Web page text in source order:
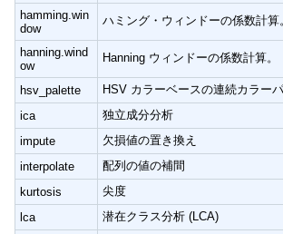
hamming.win
dow
ハミング・ウィンドーの係数計算
hanning.wind
ow
Hanning ウィンドーの係数計算。
hsv_palette
HSV カラーベースの連続カラー
ica
独立成分分析
impute
欠損値の置き換え
interpolate
配列の値の補間
kurtosis
尖度
lca
潜在クラス分析 (LCA)